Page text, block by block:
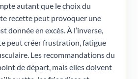
autant que le choix du
recette peut provoquer une
donnée en excès. À l’inverse,
peut créer frustration, fatigue
Les recommandations du
de départ, mais elles doivent